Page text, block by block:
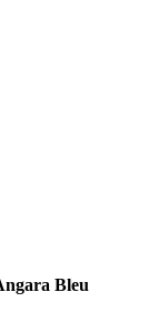
Bleu